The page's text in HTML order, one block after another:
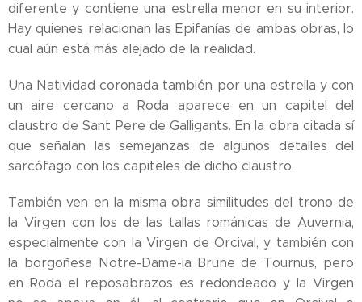
diferente y contiene una estrella menor en su interior.
Hay quienes relacionan las Epifanías de ambas obras, lo
cual aún está más alejado de la realidad.
Una Natividad coronada también por una estrella y con
un aire cercano a Roda aparece en un capitel del
claustro de Sant Pere de Galligants. En la obra citada sí
que señalan las semejanzas de algunos detalles del
sarcófago con los capiteles de dicho claustro.
También ven en la misma obra similitudes del trono de
la Virgen con los de las tallas románicas de Auvernia,
especialmente con la Virgen de Orcival, y también con
la borgoñesa Notre-Dame-la Brüne de Tournus, pero
en Roda el reposabrazos es redondeado y la Virgen